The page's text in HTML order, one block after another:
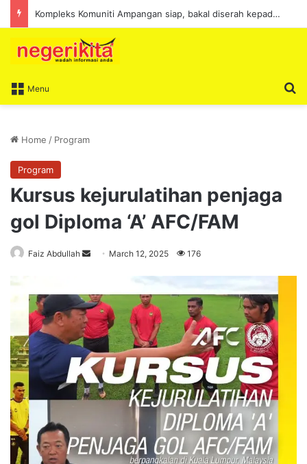
Kompleks Komuniti Ampangan siap, bakal diserah kepada ICU untuk tindakan selanjutnya
Menu
Home / Program
Program
Kursus kejurulatihan penjaga
gol Diploma ‘A’ AFC/FAM
Faiz Abdullah
d
a
n
e
m
a
i
March 12, 2025 176